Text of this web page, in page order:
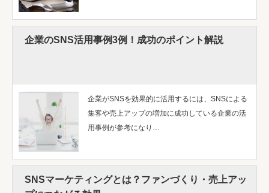
企業のSNS活用事例3例！成功のポイント解説
企業がSNSを効果的に活用するには、SNSによる
集客や売上アップの増加に成功している企業の活
用事例が参考になり…
SNSマーケティングとは？ファンづくり・売上アッ